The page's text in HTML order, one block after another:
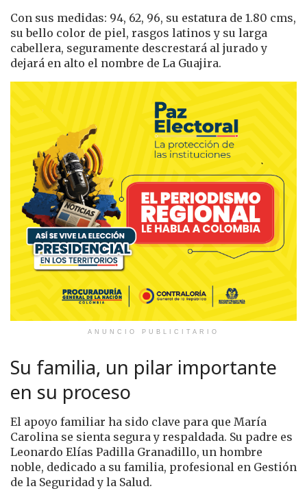
Con sus medidas: 94, 62, 96, su estatura de 1.80 cms,
su bello color de piel, rasgos latinos y su larga
cabellera, seguramente descrestará al jurado y
dejará en alto el nombre de La Guajira.
ANUNCIO PUBLICITARIO
Su familia, un pilar importante
en su proceso
El apoyo familiar ha sido clave para que María
Carolina se sienta segura y respaldada. Su padre es
Leonardo Elías Padilla Granadillo, un hombre
noble, dedicado a su familia, profesional en Gestión
de la Seguridad y la Salud.